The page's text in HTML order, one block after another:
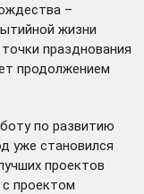
–
жизни
празднования
продолжением
по развитию
уже становился
проектов
проектом